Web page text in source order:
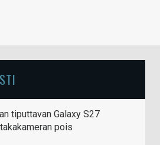
tiputtavan Galaxy S27
pois